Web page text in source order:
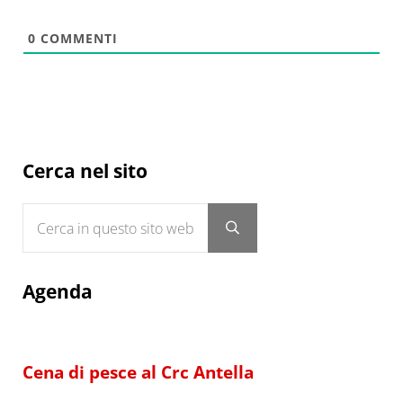
0 COMMENTI
Sidebar
Cerca nel sito
Submit search
Agenda
Cena di pesce al Crc Antella